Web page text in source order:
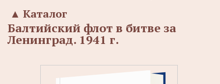
Каталог
▲
Балтийский флот в битве за
Ленинград. 1941 г.